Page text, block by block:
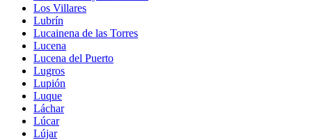
Los Villares
Lubrín
Lucainena de las Torres
Lucena
Lucena del Puerto
Lugros
Lupión
Luque
Láchar
Lúcar
Lújar